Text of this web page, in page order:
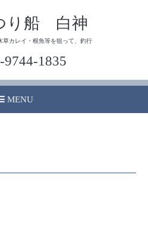
り船 白神
草カレイ・根魚等を狙って、釣行
9744-1835
MENU